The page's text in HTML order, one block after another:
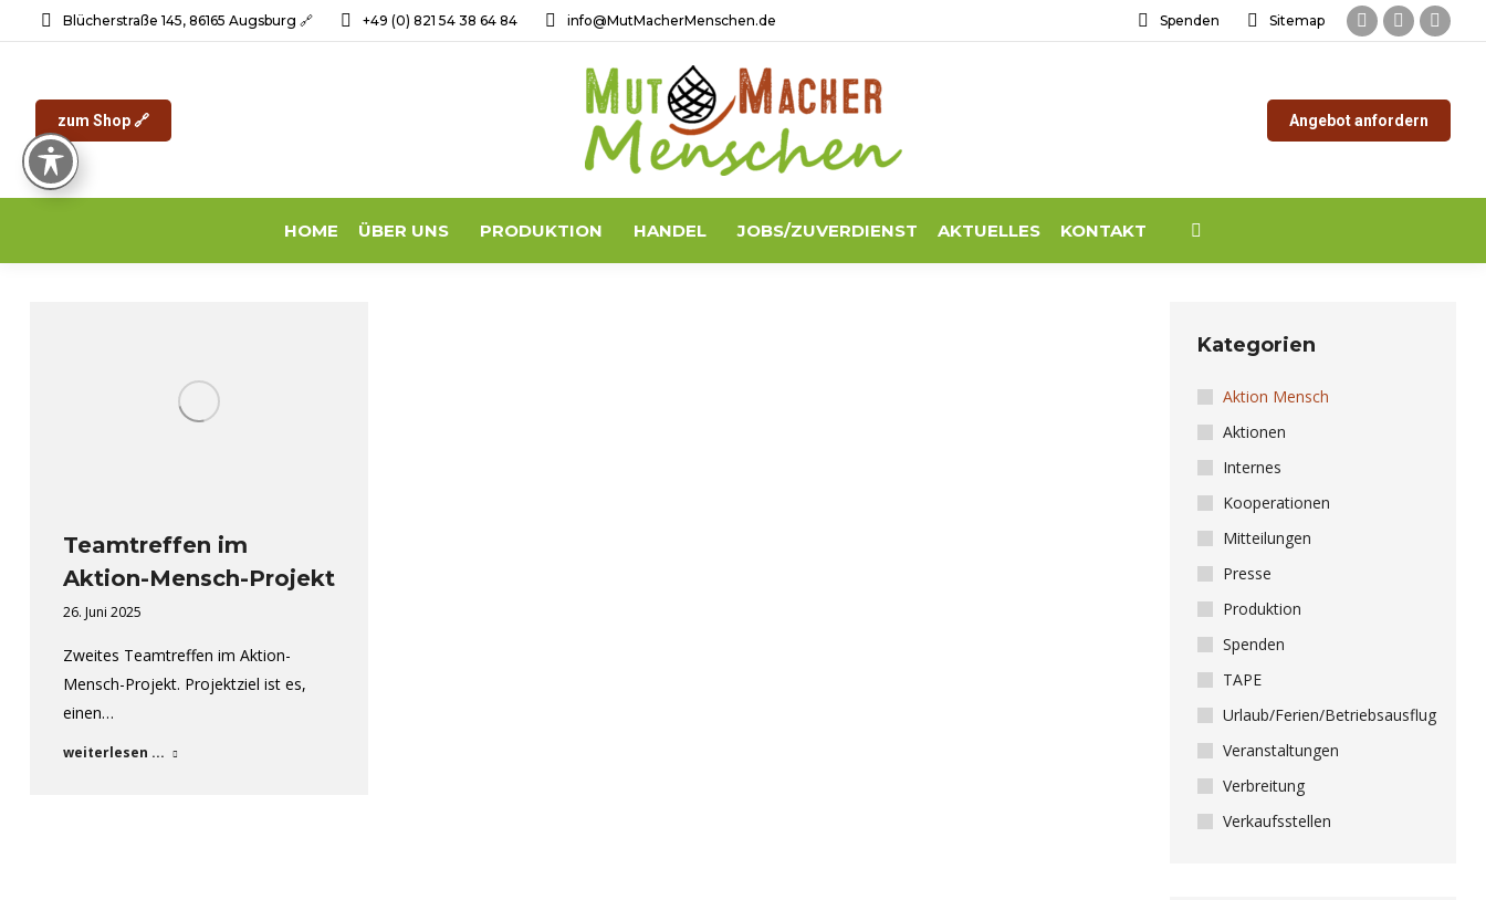
Blücherstraße 145, 86165 Augsburg 🔗 +49 (0) 821 54 38 64 84 info@MutMacherMenschen.de Spenden Sitemap
Facebook
opens
in
Instagram
opens
in
opens
zum Shop 🔗 Angebot anfordern
HOME ÜBER UNS PRODUKTION HANDEL JOBS/ZUVERDIENST AKTUELLES KONTAKT Search:
Teamtreffen im
Aktion-Mensch-Projekt
26. Juni 2025
Zweites Teamtreffen im Aktion-
Mensch-Projekt. Projektziel ist es,
einen…
weiterlesen ...
Kategorien
Aktion Mensch
Aktionen
Internes
Kooperationen
Mitteilungen
Presse
Produktion
Spenden
TAPE
Urlaub/Ferien/Betriebsausflug
Veranstaltungen
Verbreitung
Verkaufsstellen